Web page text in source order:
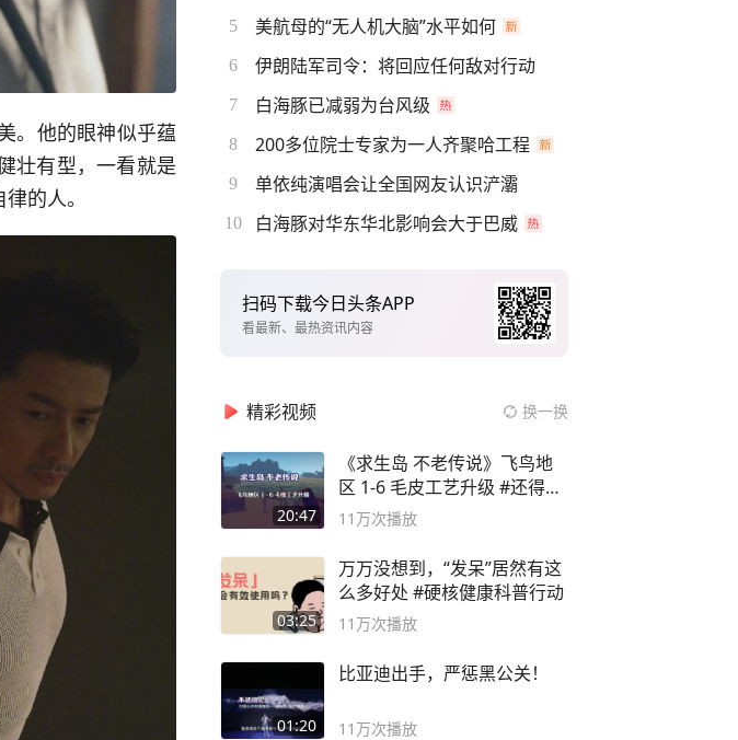
。他的眼神似乎蕴
壮有型，一看就是
的人。
5 美航母的“无人机大脑”水平如何
6 伊朗陆军司令：将回应任何敌对行动
7 白海豚已减弱为台风级
8 200多位院士专家为一人齐聚哈工程
9 单依纯演唱会让全国网友认识浐灞
10 白海豚对华东华北影响会大于巴威
扫码下载今日头条APP
看最新、最热资讯内容
精彩视频 换一换
20:47
《求生岛 不老传说》飞鸟地
区 1-6 毛皮工艺升级 #还得是
主机大作
11万次播放
03:25
万万没想到，“发呆”居然有这
么多好处 #硬核健康科普行动
11万次播放
01:20
比亚迪出手，严惩黑公关！
11万次播放